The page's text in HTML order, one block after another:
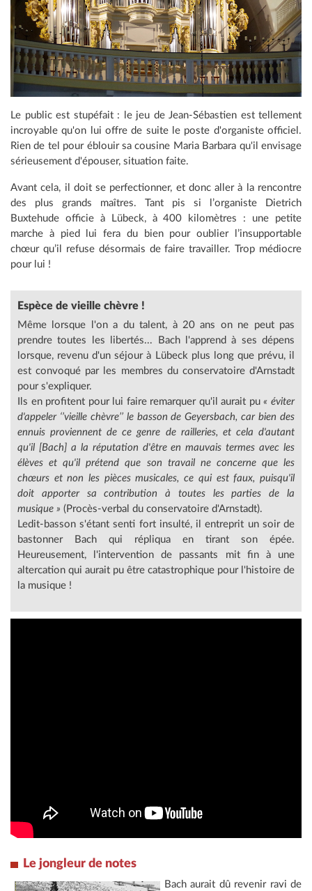
Le public est stupéfait : le jeu de Jean-Sébastien est tellement
incroyable qu'on lui offre de suite le poste d'organiste officiel.
Rien de tel pour éblouir sa cousine Maria Barbara qu'il envisage
sérieusement d'épouser, situation faite.
Avant cela, il doit se perfectionner, et donc aller à la rencontre
des plus grands maîtres. Tant pis si l’organiste Dietrich
Buxtehude officie à Lübeck, à 400 kilomètres : une petite
marche à pied lui fera du bien pour oublier l’insupportable
chœur qu’il refuse désormais de faire travailler. Trop médiocre
pour lui !
Espèce de vieille chèvre !
Même lorsque l'on a du talent, à 20 ans on ne peut pas
prendre toutes les libertés... Bach l'apprend à ses dépens
lorsque, revenu d'un séjour à Lübeck plus long que prévu, il
est convoqué par les membres du conservatoire d'Arnstadt
pour s'expliquer.
Ils en profitent pour lui faire remarquer qu'il aurait pu« éviter
d'appeler ‘’vieille chèvre’’ le basson de Geyersbach, car bien des
ennuis proviennent de ce genre de railleries, et cela d'autant
qu'il [Bach] a la réputation d'être en mauvais termes avec les
élèves et qu'il prétend que son travail ne concerne que les
chœurs et non les pièces musicales, ce qui est faux, puisqu'il
doit apporter sa contribution à toutes les parties de la
musique » (Procès-verbal du conservatoire d'Arnstadt).
Ledit-basson s'étant senti fort insulté, il entreprit un soir de
bastonner Bach qui répliqua en tirant son épée.
Heureusement, l'intervention de passants mit fin à une
altercation qui aurait pu être catastrophique pour l'histoire de
la musique !
Le jongleur de notes
Bach aurait dû revenir ravi de